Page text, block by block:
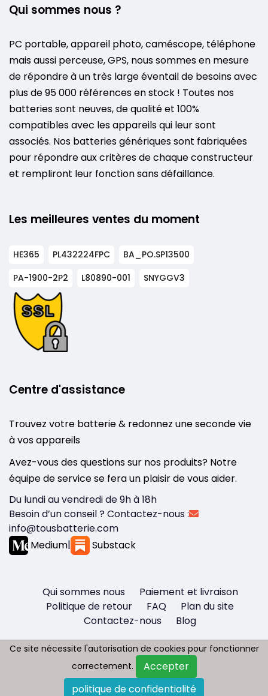
Qui sommes nous ?
PC portable, appareil photo, caméscope, téléphone
mais aussi perceuse, GPS, nous sommes en mesure
de répondre à un très large éventail de besoins avec
plus de 95 000 références en stock ! Toutes nos
batteries sont neuves, de qualité et 100%
compatibles avec les appareils qui leur sont
associés. Nos batteries génériques sont fabriquées
pour répondre aux critères de chaque constructeur
et rempliront leur fonction sans défaillance.
Les meilleures ventes du moment
HE365 PL432224FPC
BA_PO.SP13500
PA-1900-2P2
L80890-001 SNYGGV3
Centre d'assistance
Trouvez votre batterie & redonnez une seconde vie
à vos appareils
Avez-vous des questions sur nos produits? Notre
équipe de service se fera un plaisir de vous aider.
Du lundi au vendredi de 9h à 18h
Besoin d’un conseil ? Contactez-nous :
info@tousbatterie.com
Medium| Substack
Qui sommes nous
Paiement et livraison
Politique de retour
FAQ
Plan du site
Contactez-nous
Blog
Copyright © 2026 - Tous droit réservés
Tousbatterie.com
Ce site nécessite l'autorisation de cookies pour fonctionner
correctement.
Accepter
politique de confidentialité
Ce site nécessite l'autorisation de cookies pour fonctionner
correctement.
Accepter
politique de confidentialité